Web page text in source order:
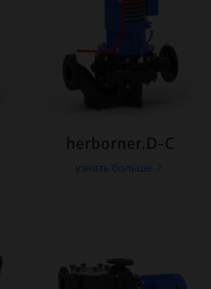
herborner.D-C
узнать больше